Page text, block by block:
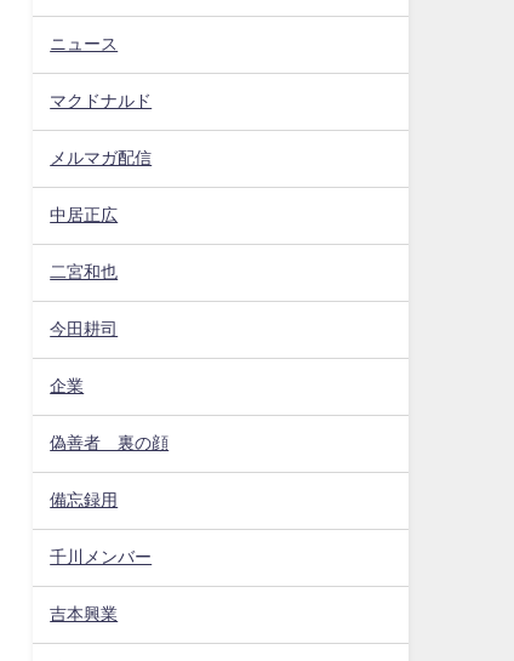
ニュース
マクドナルド
メルマガ配信
中居正広
二宮和也
今田耕司
企業
偽善者 裏の顔
備忘録用
千川メンバー
吉本興業